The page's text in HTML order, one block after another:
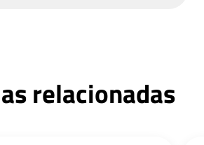
relacionadas